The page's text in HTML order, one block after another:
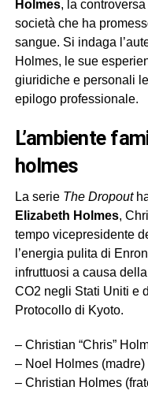
Holmes, la
società che ha
sangue. Si indaga
Holmes, le sue
giuridiche e personali
epilogo professionale.
l’ambiente familiare di elizabeth
holmes
La serie The Dropout
Elizabeth Holmes,
tempo vicepresidente
l’energia pulita di
infruttuosi a causa
CO2 negli Stati Uniti e
Protocollo di Kyoto.
– Christian “Chris”
– Noel Holmes (madre)
– Christian Holmes